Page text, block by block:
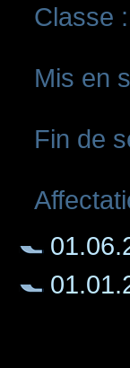
Classe :
Mis en
Fin de